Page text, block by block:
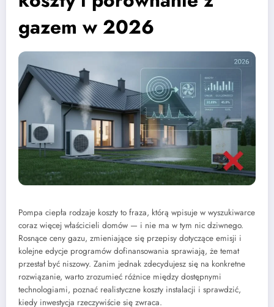
gazem w 2026
Pompa ciepła rodzaje koszty to fraza, którą wpisuje w wyszukiwarce
coraz więcej właścicieli domów — i nie ma w tym nic dziwnego.
Rosnące ceny gazu, zmieniające się przepisy dotyczące emisji i
kolejne edycje programów dofinansowania sprawiają, że temat
przestał być niszowy. Zanim jednak zdecydujesz się na konkretne
rozwiązanie, warto zrozumieć różnice między dostępnymi
technologiami, poznać realistyczne koszty instalacji i sprawdzić,
kiedy inwestycja rzeczywiście się zwraca.